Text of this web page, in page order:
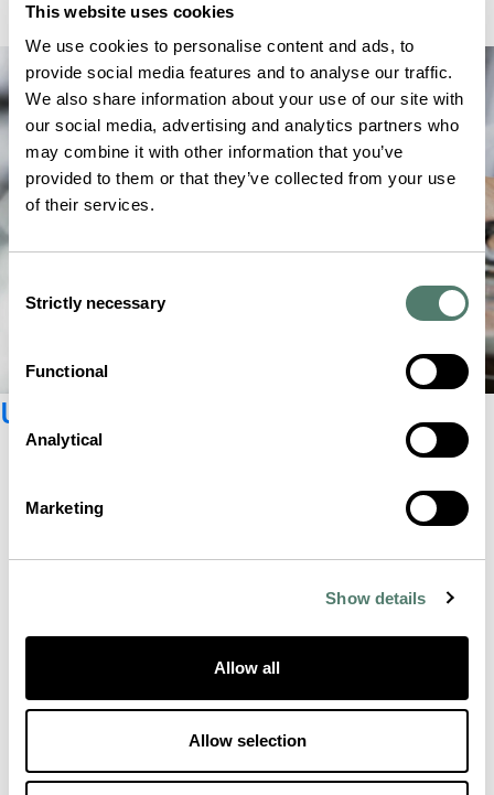
This website uses cookies
We use cookies to personalise content and ads, to
provide social media features and to analyse our traffic.
We also share information about your use of our site with
our social media, advertising and analytics partners who
may combine it with other information that you’ve
provided to them or that they’ve collected from your use
of their services.
Selection
Strictly necessary
Functional
Analytical
Marketing
Show details
Allow all
Allow selection
Unseren Newsletter abonnieren